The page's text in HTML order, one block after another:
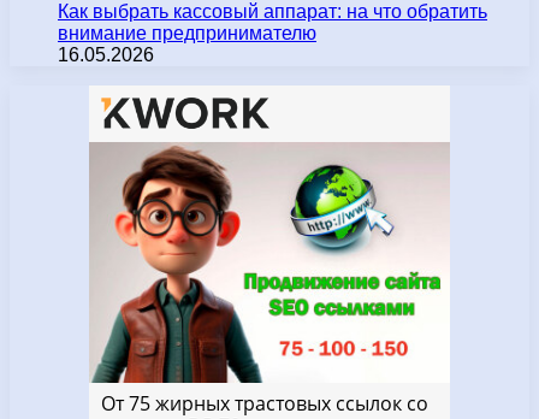
Как выбрать кассовый аппарат: на что обратить
внимание предпринимателю
16.05.2026